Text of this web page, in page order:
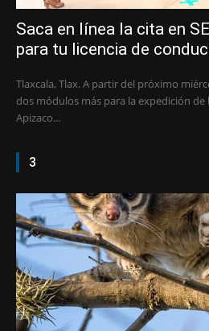
Saca en línea la cita en
para tu licencia de
Tlaxcala, Tlax. A partir del próximo
dos módulos más para la expedición de
Apizaco...
3